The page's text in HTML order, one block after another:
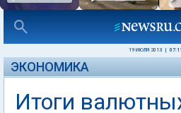
19 ИЮЛЯ 2013 07:11
ЭКОНОМИКА
Итоги